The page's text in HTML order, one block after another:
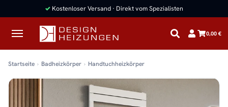
✓ Kostenloser Versand · Direkt vom Spezialisten
0,00 €
Startseite Badheizkörper Handtuchheizkörper